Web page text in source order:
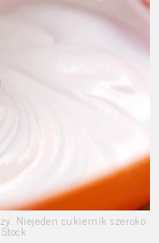
Niejeden cukiernik szeroko